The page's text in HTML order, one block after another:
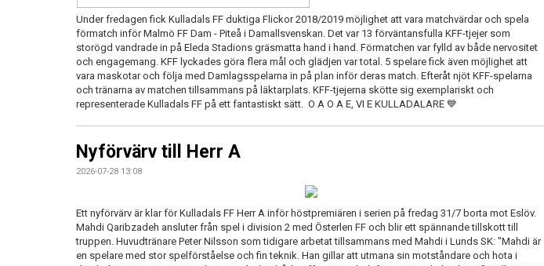
Under fredagen fick Kulladals FF duktiga Flickor 2018/2019 möjlighet att vara matchvärdar och spela
förmatch inför Malmö FF Dam - Piteå i Damallsvenskan. Det var 13 förväntansfulla KFF-tjejer som
storögd vandrade in på Eleda Stadions gräsmatta hand i hand. Förmatchen var fylld av både nervositet
och engagemang. KFF lyckades göra flera mål och glädjen var total. 5 spelare fick även möjlighet att
vara maskotar och följa med Damlagsspelarna in på plan inför deras match. Efteråt njöt KFF-spelarna
och tränarna av matchen tillsammans på läktarplats. KFF-tjejerna skötte sig exemplariskt och
representerade Kulladals FF på ett fantastiskt sätt. O A O A E, VI E KULLADALARE 💙
Nyförvärv till Herr A
2026-07-28 13:08
Ett nyförvärv är klar för Kulladals FF Herr A inför höstpremiären i serien på fredag 31/7 borta mot Eslöv.
Mahdi Qaribzadeh ansluter från spel i division 2 med Österlen FF och blir ett spännande tillskott till
truppen. Huvudtränare Peter Nilsson som tidigare arbetat tillsammans med Mahdi i Lunds SK: "Mahdi är
en spelare med stor spelförståelse och fin teknik. Han gillar att utmana sin motståndare och hota i